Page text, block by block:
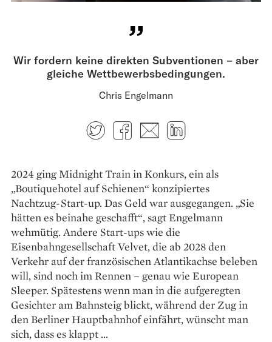
Wir fordern keine direkten Subventionen – aber
gleiche Wettbewerbsbedingungen.
Chris Engelmann
TwitterFacebook
E-mail
2024 ging Midnight Train in Konkurs, ein als
„Boutiquehotel auf Schienen“ konzipiertes
Nachtzug-Start-up. Das Geld war ausgegangen. „Sie
hätten es beinahe geschafft“, sagt Engelmann
wehmütig. Andere Start-ups wie die
Eisenbahngesellschaft Velvet, die ab 2028 den
Verkehr auf der französischen Atlantikachse beleben
will, sind noch im Rennen – genau wie European
Sleeper. Spätestens wenn man in die aufgeregten
Gesichter am Bahnsteig blickt, während der Zug in
den Berliner Hauptbahnhof einfährt, wünscht man
sich, dass es klappt …